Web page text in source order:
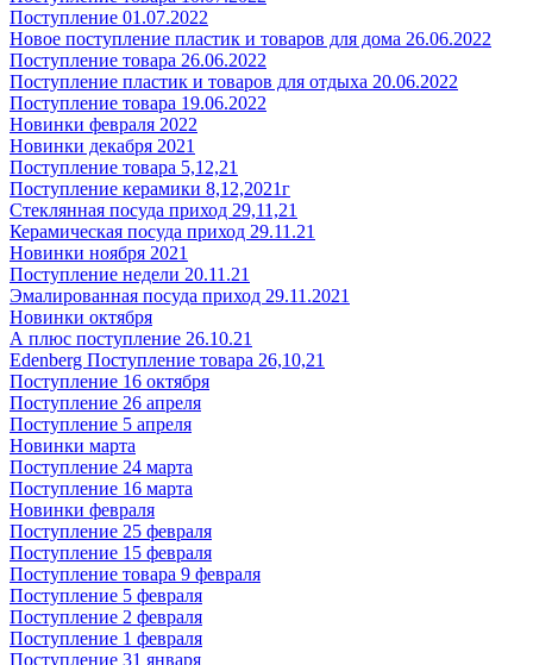
Поступление 01.07.2022
Новое поступление пластик и товаров для дома 26.06.2022
Поступление товара 26.06.2022
Поступление пластик и товаров для отдыха 20.06.2022
Поступление товара 19.06.2022
Новинки февраля 2022
Новинки декабря 2021
Поступление товара 5,12,21
Поступление керамики 8,12,2021г
Стеклянная посуда приход 29,11,21
Керамическая посуда приход 29.11.21
Новинки ноября 2021
Поступление недели 20.11.21
Эмалированная посуда приход 29.11.2021
Новинки октября
А плюс поступление 26.10.21
Edenberg Поступление товара 26,10,21
Поступление 16 октября
Поступление 26 апреля
Поступление 5 апреля
Новинки марта
Поступление 24 марта
Поступление 16 марта
Новинки февраля
Поступление 25 февраля
Поступление 15 февраля
Поступление товара 9 февраля
Поступление 5 февраля
Поступление 2 февраля
Поступление 1 февраля
Поступление 31 января